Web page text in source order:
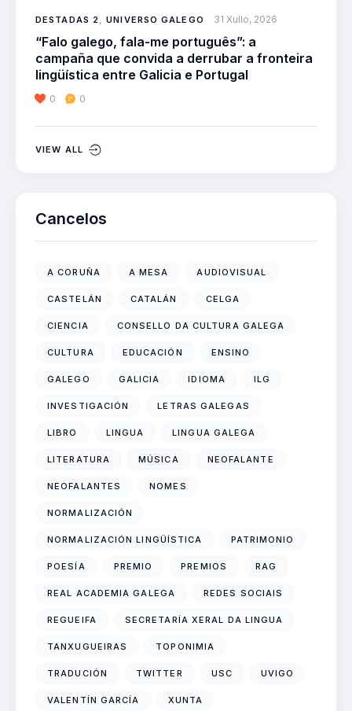
DESTADAS 2,UNIVERSO GALEGO 31 Xullo, 2026
“Falo galego, fala-me português”: a
campaña que convida a derrubar a fronteira
lingüística entre Galicia e Portugal
0 0
VIEW ALL
Cancelos
A CORUÑA A MESA AUDIOVISUAL
CASTELÁN CATALÁN CELGA
CIENCIA CONSELLO DA CULTURA GALEGA
CULTURA EDUCACIÓN ENSINO
GALEGO GALICIA IDIOMA ILG
INVESTIGACIÓN LETRAS GALEGAS
LIBRO LINGUA LINGUA GALEGA
LITERATURA MÚSICA NEOFALANTE
NEOFALANTES NOMES
NORMALIZACIÓN
NORMALIZACIÓN LINGÜÍSTICA PATRIMONIO
POESÍA PREMIO PREMIOS RAG
REAL ACADEMIA GALEGA REDES SOCIAIS
REGUEIFA SECRETARÍA XERAL DA LINGUA
TANXUGUEIRAS TOPONIMIA
TRADUCIÓN TWITTER USC UVIGO
VALENTÍN GARCÍA XUNTA